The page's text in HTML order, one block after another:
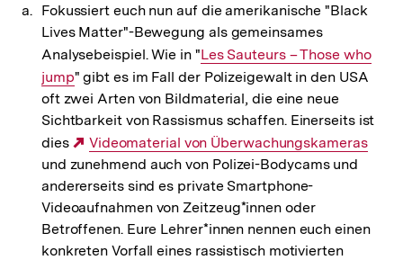
Fokussiert euch nun auf die amerikanische "Black
Lives Matter"-Bewegung als gemeinsames
Analysebeispiel. Wie in "Interner
Link:
Les Sauteurs – Those who
jump" gibt es im Fall der Polizeigewalt in den USA
oft zwei Arten von Bildmaterial, die eine neue
Sichtbarkeit von Rassismus schaffen. Einerseits ist
dies
Externer
Link:
Videomaterial von Überwachungskameras
und zunehmend auch von Polizei-Bodycams und
andererseits sind es private Smartphone-
Videoaufnahmen von Zeitzeug*innen oder
Betroffenen. Eure Lehrer*innen nennen euch einen
konkreten Vorfall eines rassistisch motivierten